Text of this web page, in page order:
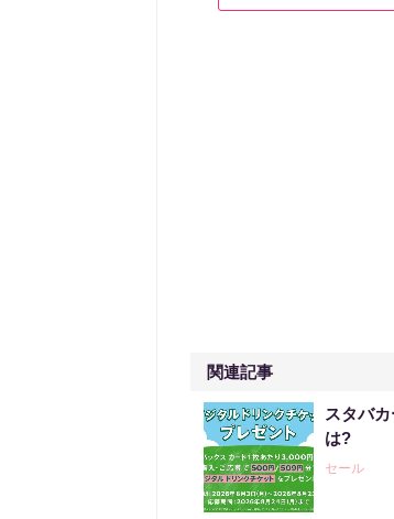
関連記事
スタバ
は?
セール